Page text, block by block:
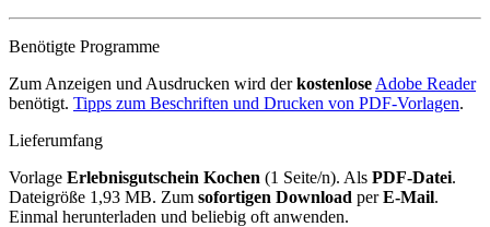
Benötigte Programme
Zum Anzeigen und Ausdrucken wird derkostenlose Adobe Reader
benötigt. Tipps zum Beschriften und Drucken von PDF-Vorlagen.
Lieferumfang
Vorlage Erlebnisgutschein Kochen (1 Seite/n). Als PDF-Datei.
Dateigröße 1,93 MB. Zum sofortigen Download perE-Mail.
Einmal herunterladen und beliebig oft anwenden.